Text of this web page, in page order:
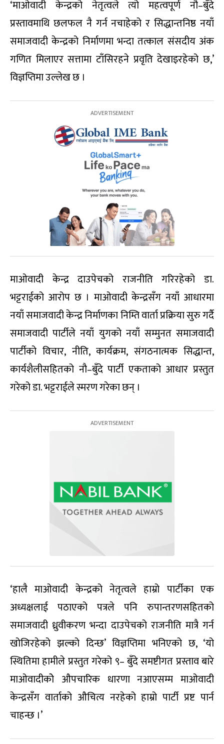
‘माओवादी केन्द्रको नेतृत्वले त्यो महत्वपूर्ण नौ–बुँदे
प्रस्तावमाथि छलफल नै गर्न नचाहेको र सिद्धान्तनिष्ठ नयाँ
समाजवादी केन्द्रको निर्माणमा भन्दा तत्काल संसदीय अंक
गणित मिलाएर सत्तामा टाँसिरहने प्रवृति देखाइरहेको छ,’
विज्ञप्तिमा उल्लेख छ ।
माओवादी केन्द्र दाउपेचको राजनीति गरिरहेको डा.
भट्टराईको आरोप छ । माओवादी केन्द्रसँग नयाँ आधारमा
नयाँ समाजवादी केन्द्र निर्माणका निम्ति वार्ता प्रक्रिया सुरु गर्दै
समाजवादी पार्टीले नयाँ युगको नयाँ सम्मुनत समाजवादी
पार्टीको विचार, नीति, कार्यक्रम, संगठनात्मक सिद्धान्त,
कार्यशैलीसहितको नौ–बुँदे पार्टी एकताको आधार प्रस्तुत
गरेको डा. भट्टराईले स्मरण गरेका छन् ।
‘हालै माओवादी केन्द्रको नेतृत्वले हाम्रो पार्टीका एक
अध्यक्षलाई पठाएको पत्रले पनि रुपान्तरणसहितको
समाजवादी ध्रुवीकरण भन्दा दाउपेचको राजनीति मात्रै गर्न
खोजिरहेको झल्को दिन्छ’ विज्ञप्तिमा भनिएको छ, ‘यो
स्थितिमा हामीले प्रस्तुत गरेको ९– बुँदे समष्टीगत प्रस्ताव बारे
माओवादीकोे औपचारिक धारणा नआएसम्म माओवादी
केन्द्रसँग वार्ताको औचित्य नरहेको हाम्रो पार्टी प्रष्ट पार्न
चाहन्छ ।’